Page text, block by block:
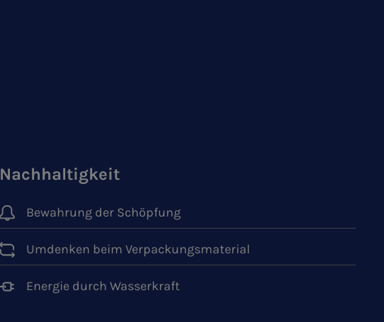
Nachhaltigkeit
Bewahrung der Schöpfung
Umdenken beim Verpackungsmaterial
Energie durch Wasserkraft